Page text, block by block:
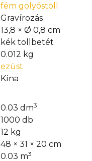
fém golyóstoll
Gravírozás
13,8 × Ø 0,8 cm
kék tollbetét
0.012 kg
ezüst
Kína
0.03 dm3
1000 db
12 kg
48 × 31 × 20 cm
0.03 m3